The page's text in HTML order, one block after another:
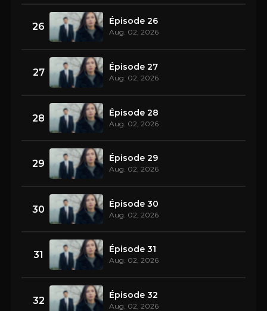
26 Épisode 26
Aug. 02, 2026
27 Épisode 27
Aug. 02, 2026
28 Épisode 28
Aug. 02, 2026
29 Épisode 29
Aug. 02, 2026
30 Épisode 30
Aug. 02, 2026
31 Épisode 31
Aug. 02, 2026
32 Épisode 32
Aug. 02, 2026